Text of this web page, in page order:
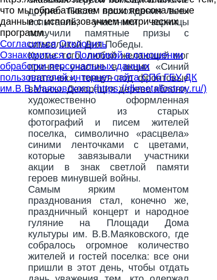
другие. После прохождения всех
испытаний, участники зарницы
получили памятные призы с
символикой Дня Победы.
Кроме того, любой желающий мог
принять участие в акции «Синий
платочек», танцуя под фронтовые
вальсы. Декорация дерева яблони,
художественно оформленная
композицией из старых
фотографий и писем жителей
поселка, символично «расцвела»
синими ленточками с цветами,
которые завязывали участники
акции в знак светлой памяти
героев минувшей войны.
Самым ярким моментом
празднования стал, конечно же,
праздничный концерт и народное
гуляние на Площади Дома
культуры им. В.В.Маяковского, где
собралось огромное количество
жителей и гостей поселка: все они
пришли в этот день, чтобы отдать
что мы обрабатываем ваши персональные
данные с использованием метрических
программ.
Согласиться Отклонить
Ознакомиться с Политикой в отношении
обработки персональных данных
пользователей интернет-сайта СПб ГБУ ДК
им.В.В.Маяковского (https://dkmetallostroy.ru/)